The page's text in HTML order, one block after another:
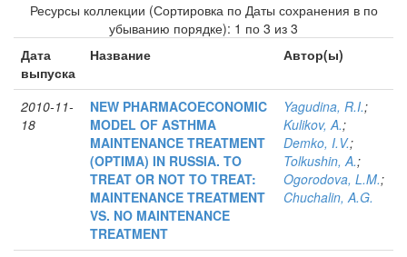
Ресурсы коллекции (Сортировка по Даты сохранения в по
убыванию порядке): 1 по 3 из 3
Дата
выпуска
Название Автор(ы)
2010-11-
18
NEW PHARMACOECONOMIC
MODEL OF ASTHMA
MAINTENANCE TREATMENT
(OPTIMA) IN RUSSIA. TO
TREAT OR NOT TO TREAT:
MAINTENANCE TREATMENT
VS. NO MAINTENANCE
TREATMENT
Yagudina, R.I.;
Kulikov, A.;
Demko, I.V.;
Tolkushin, A.;
Ogorodova, L.M.;
Chuchalin, A.G.